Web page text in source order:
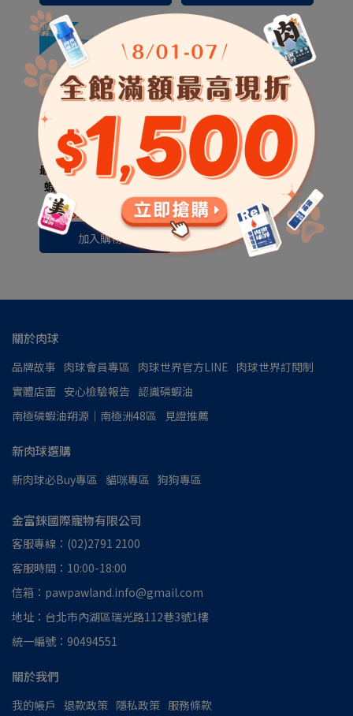
最優惠組合-買大送2南極磷
蝦油50ml(狗)送南極磷蝦
大肉包*2(狗)
NT$2,099 NT$2,476
加入購物車
關於肉球
品牌故事 肉球會員專區 肉球世界官方LINE 肉球世界訂閱制
實體店面 安心檢驗報告 認識磷蝦油
南極磷蝦油朔源│南極洲48區
見證推薦
新肉球選購
新肉球必Buy專區 貓咪專區 狗狗專區
金富錸國際寵物有限公司
客服專線：(02)2791 2100
客服時間：10:00-18:00
信箱：pawpawland.info@gmail.com
地址：台北市內湖區瑞光路112巷3號1樓
統一編號：90494551
關於我們
我的帳戶 退款政策 隱私政策 服務條款